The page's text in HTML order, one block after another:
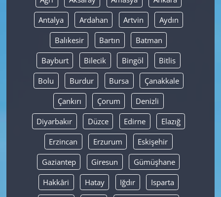
Antalya Ardahan Artvin Aydın
Balıkesir Bartın Batman
Bayburt Bilecik Bingöl Bitlis
Bolu Burdur Bursa Çanakkale
Çankırı Çorum Denizli
Diyarbakır Düzce Edirne Elazığ
Erzincan Erzurum Eskişehir
Gaziantep Giresun Gümüşhane
Hakkâri Hatay Iğdır Isparta